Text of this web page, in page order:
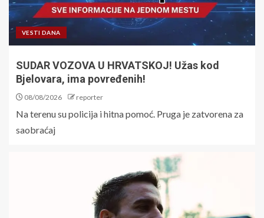
VESTI DANA
SUDAR VOZOVA U HRVATSKOJ! Užas kod
Bjelovara, ima povređenih!
08/08/2026 reporter
Na terenu su policija i hitna pomoć. Pruga je zatvorena za
saobraćaj